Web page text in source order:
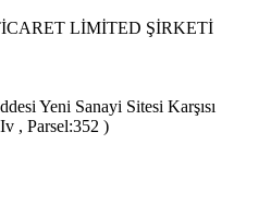
LİMİTED ŞİRKETİ
Yeni Sanayi Sitesi Karşısı
, Parsel:352 )